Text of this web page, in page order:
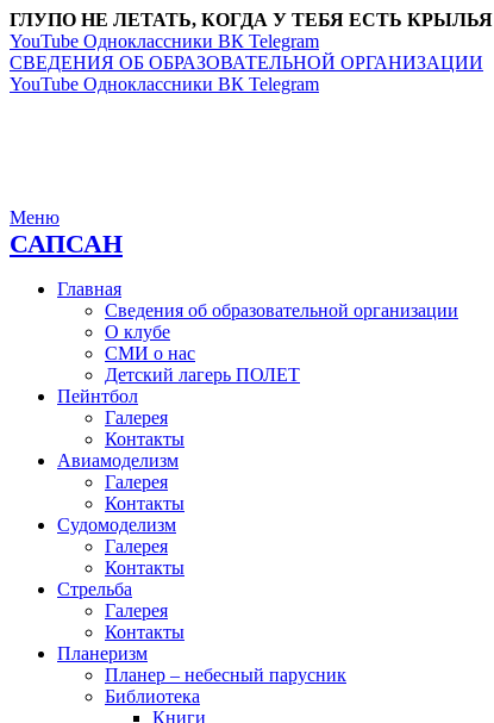
ГЛУПО НЕ ЛЕТАТЬ, КОГДА У ТЕБЯ ЕСТЬ КРЫЛЬЯ
YouTube Одноклассники ВК Telegram
СВЕДЕНИЯ ОБ ОБРАЗОВАТЕЛЬНОЙ ОРГАНИЗАЦИИ
YouTube Одноклассники ВК Telegram
Меню
САПСАН
Главная
Сведения об образовательной организации
О клубе
СМИ о нас
Детский лагерь ПОЛЕТ
Пейнтбол
Галерея
Контакты
Авиамоделизм
Галерея
Контакты
Судомоделизм
Галерея
Контакты
Стрельба
Галерея
Контакты
Планеризм
Планер – небесный парусник
Библиотека
Книги